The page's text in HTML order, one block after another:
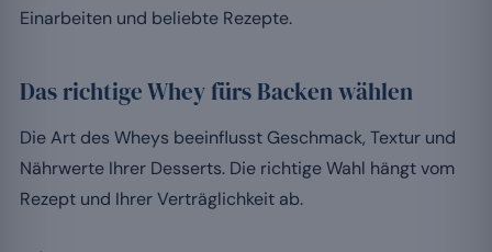
Einarbeiten und beliebte Rezepte.
Das richtige Whey fürs Backen wählen
Die Art des Wheys beeinflusst Geschmack, Textur und
Nährwerte Ihrer Desserts. Die richtige Wahl hängt vom
Rezept und Ihrer Verträglichkeit ab.